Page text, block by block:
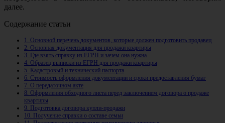
далее.
Содержание статьи
1. Основной перечень документов, которые должен подготовить продавец
2. Основная документация для продажи квартиры
3. Где взять справку из ЕГРН и зачем она нужна
4. Образец выписки из ЕГРН для продажи квартиры
5. Кадастровый и технический паспорта
6. Стоимость оформления документации и сроки предоставления бумаг
7. О передаточном акте
8. Оформления обходного листа перед заключением договора о продаже
квартиры
9. Подготовка договора купли-продажи
10. Получение справки о составе семьи